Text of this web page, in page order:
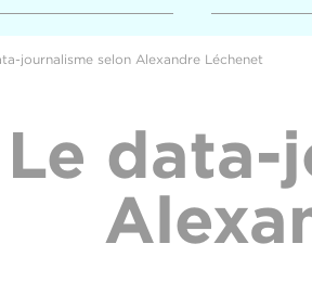
journalisme selon Alexandre Léchenet
Le data-